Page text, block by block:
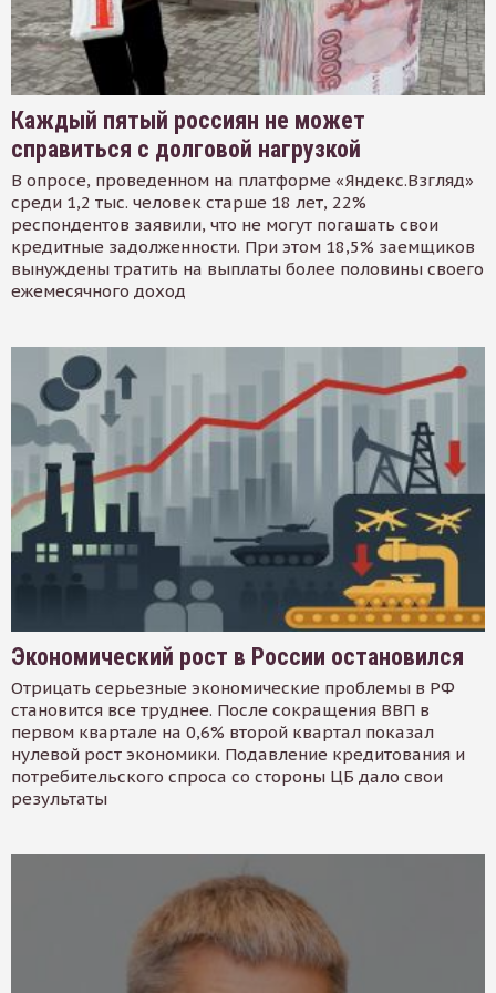
Каждый пятый россиян не может
справиться с долговой нагрузкой
В опросе, проведенном на платформе «Яндекс.Взгляд»
среди 1,2 тыс. человек старше 18 лет, 22%
респондентов заявили, что не могут погашать свои
кредитные задолженности. При этом 18,5% заемщиков
вынуждены тратить на выплаты более половины своего
ежемесячного доход
Экономический рост в России остановился
Отрицать серьезные экономические проблемы в РФ
становится все труднее. После сокращения ВВП в
первом квартале на 0,6% второй квартал показал
нулевой рост экономики. Подавление кредитования и
потребительского спроса со стороны ЦБ дало свои
результаты